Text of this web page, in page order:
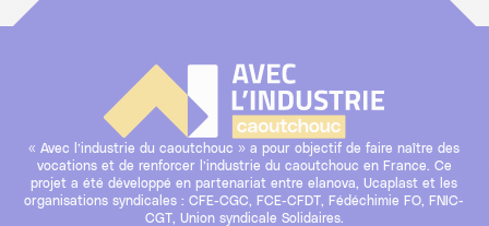
« Avec l’industrie du caoutchouc » a pour objectif de faire naître des
vocations et de renforcer l’industrie du caoutchouc en France. Ce
projet a été développé en partenariat entre elanova, Ucaplast et les
organisations syndicales : CFE-CGC, FCE-CFDT, Fédéchimie FO, FNIC-
CGT, Union syndicale Solidaires.